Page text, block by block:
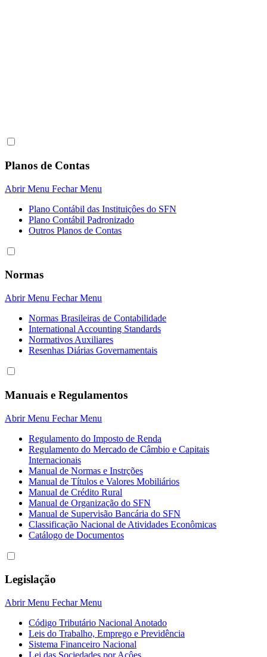
Planos de Contas
Abrir Menu Fechar Menu
Plano Contábil das Instituiçôes do SFN
Plano Contábil Padronizado
Outros Planos de Contas
Normas
Abrir Menu Fechar Menu
Normas Brasileiras de Contabilidade
International Accounting Standards
Normativos Auxiliares
Resenhas Diárias Governamentais
Manuais e Regulamentos
Abrir Menu Fechar Menu
Regulamento do Imposto de Renda
Regulamento do Mercado de Câmbio e Capitais
Internacionais
Manual de Normas e Instrções
Manual de Títulos e Valores Mobiliários
Manual de Crédito Rural
Manual de Organização do SFN
Manual de Supervisão Bancária do SFN
Classificação Nacional de Atividades Econômicas
Catálogo de Documentos
Legislação
Abrir Menu Fechar Menu
Código Tributário Nacional Anotado
Leis do Trabalho, Emprego e Previdência
Sistema Financeiro Nacional
Lei das Sociedades por Açôes